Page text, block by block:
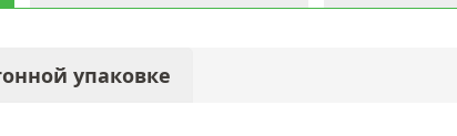
упаковке